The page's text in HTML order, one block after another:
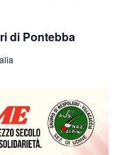
di Pontebba